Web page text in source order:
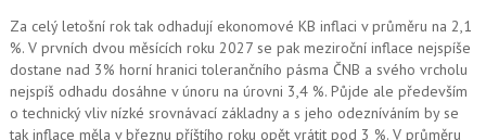
Za celý letošní rok tak odhadují ekonomové KB inflaci v průměru na 2,1
%. V prvních dvou měsících roku 2027 se pak meziroční inflace nejspíše
dostane nad 3% horní hranici tolerančního pásma ČNB a svého vrcholu
nejspíš odhadu dosáhne v únoru na úrovni 3,4 %. Půjde ale především
o technický vliv nízké srovnávací základny a s jeho odezníváním by se
tak inflace měla v březnu příštího roku opět vrátit pod 3 %. V průměru